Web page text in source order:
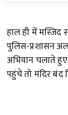
हाल ही में मस्जिद
पुलिस-प्रशासन
अभियान चलाते
पहुंचे तो मंदिर बंद